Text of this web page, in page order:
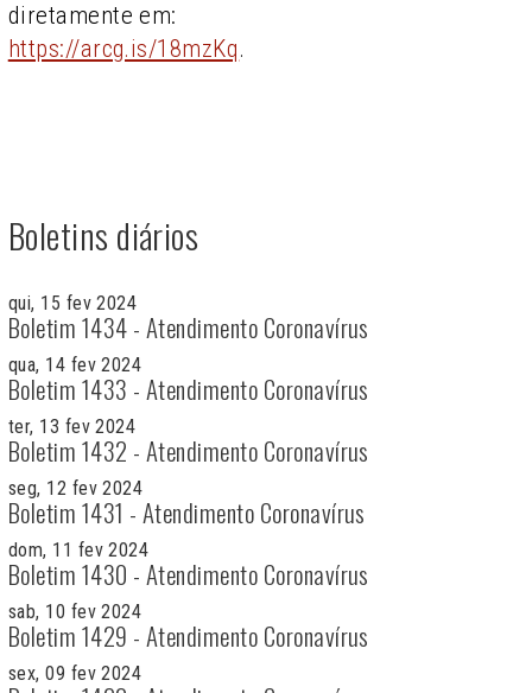
diretamente em:
https://arcg.is/18mzKq.
Boletins diários
qui, 15 fev 2024
Boletim 1434 - Atendimento Coronavírus
qua, 14 fev 2024
Boletim 1433 - Atendimento Coronavírus
ter, 13 fev 2024
Boletim 1432 - Atendimento Coronavírus
seg, 12 fev 2024
Boletim 1431 - Atendimento Coronavírus
dom, 11 fev 2024
Boletim 1430 - Atendimento Coronavírus
sab, 10 fev 2024
Boletim 1429 - Atendimento Coronavírus
sex, 09 fev 2024